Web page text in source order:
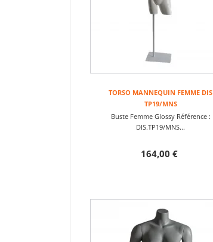
TORSO MANNEQUIN FEMME DIS
TP19/MNS
Buste Femme Glossy Référence :
DIS.TP19/MNS...
164,00 €